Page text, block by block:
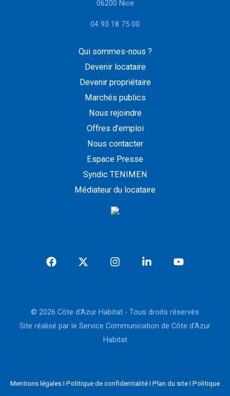
06200 Nice
04 93 18 75 00
Qui sommes-nous ?
Devenir locataire
Devenir propriétaire
Marchés publics
Nous rejoindre
Offres d’emploi
Nous contacter
Espace Presse
Syndic TENIMEN
Médiateur du locataire
© 2026 Côte d'Azur Habitat - Tous droits réservés
Site réalisé par le Service Communication de Côte d'Azur
Habitat
Mentions légales I Politique de confidentialité I Plan du site I Politique